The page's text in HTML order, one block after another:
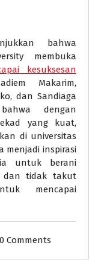
bahwa
membuka
kesuksesan
Makarim,
dan Sandiaga
dengan
yang kuat,
di universitas
menjadi inspirasi
untuk berani
dan tidak takut
mencapai
0 Comments